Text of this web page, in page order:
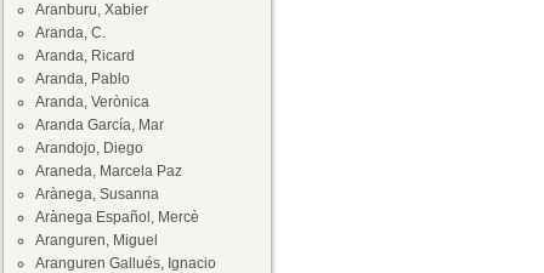
Aranburu, Xabier
Aranda, C.
Aranda, Ricard
Aranda, Pablo
Aranda, Verònica
Aranda García, Mar
Arandojo, Diego
Araneda, Marcela Paz
Arànega, Susanna
Arànega Español, Mercè
Aranguren, Miguel
Aranguren Gallués, Ignacio